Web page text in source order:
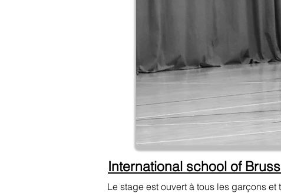
International school of
Le stage est ouvert à tous les garçons